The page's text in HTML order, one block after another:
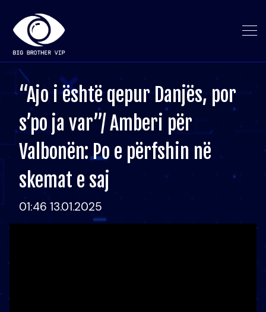
“Ajo i është qepur Danjës, por
s’po ja var”/ Amberi për
Valbonën: Po e përfshin në
skemat e saj
01:46 13.01.2025